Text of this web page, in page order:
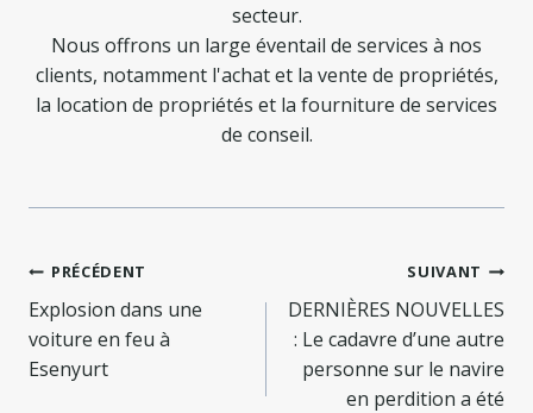
secteur.
Nous offrons un large éventail de services à nos
clients, notamment l'achat et la vente de propriétés,
la location de propriétés et la fourniture de services
de conseil.
Navigation
de
l’article
PRÉCÉDENT
Explosion dans une
voiture en feu à
Esenyurt
SUIVANT
DERNIÈRES NOUVELLES
: Le cadavre d’une autre
personne sur le navire
en perdition a été